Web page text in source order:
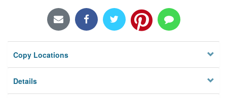
Locations/Hours (external
Privacy
Copy Locations
Details